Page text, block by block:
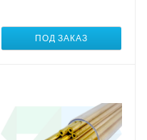
ПОД ЗАКАЗ